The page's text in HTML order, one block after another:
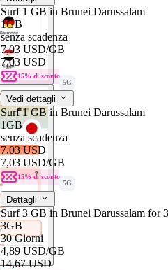
Surf 1 GB in Brunei Darussalam
1GB
senza scadenza
7,03 USD/GB
7,03 USD
15% di sconto
5G
Vedi dettagli
Surf 1 GB in Brunei Darussalam
1GB
senza scadenza
7,03 USD
7,03 USD/GB
15% di sconto
5G
Dettagli
Surf 3 GB in Brunei Darussalam for
3GB
30 Giorni
4,89 USD/GB
14,67 USD